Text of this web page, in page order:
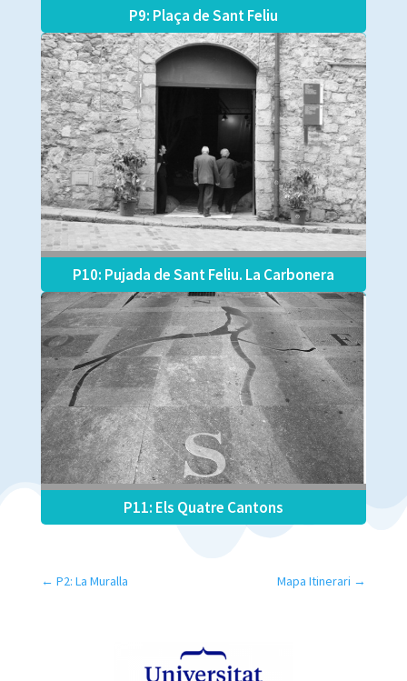
P9: Plaça de Sant Feliu
P10: Pujada de Sant Feliu. La Carbonera
P11: Els Quatre Cantons
← P2: La Muralla Mapa Itinerari →